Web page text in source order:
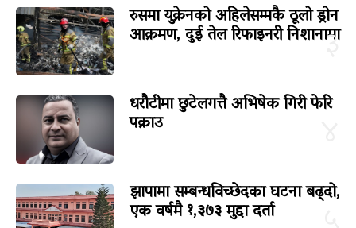
३
रुसमा युक्रेनको अहिलेसम्मकै ठूलो ड्रोन
आक्रमण, दुई तेल रिफाइनरी निशानामा
धरौटीमा छुटेलगत्तै अभिषेक गिरी फेरि
पक्राउ
झापामा सम्बन्धविच्छेदका घटना बढ्दो,
एक वर्षमै १,३७३ मुद्दा दर्ता